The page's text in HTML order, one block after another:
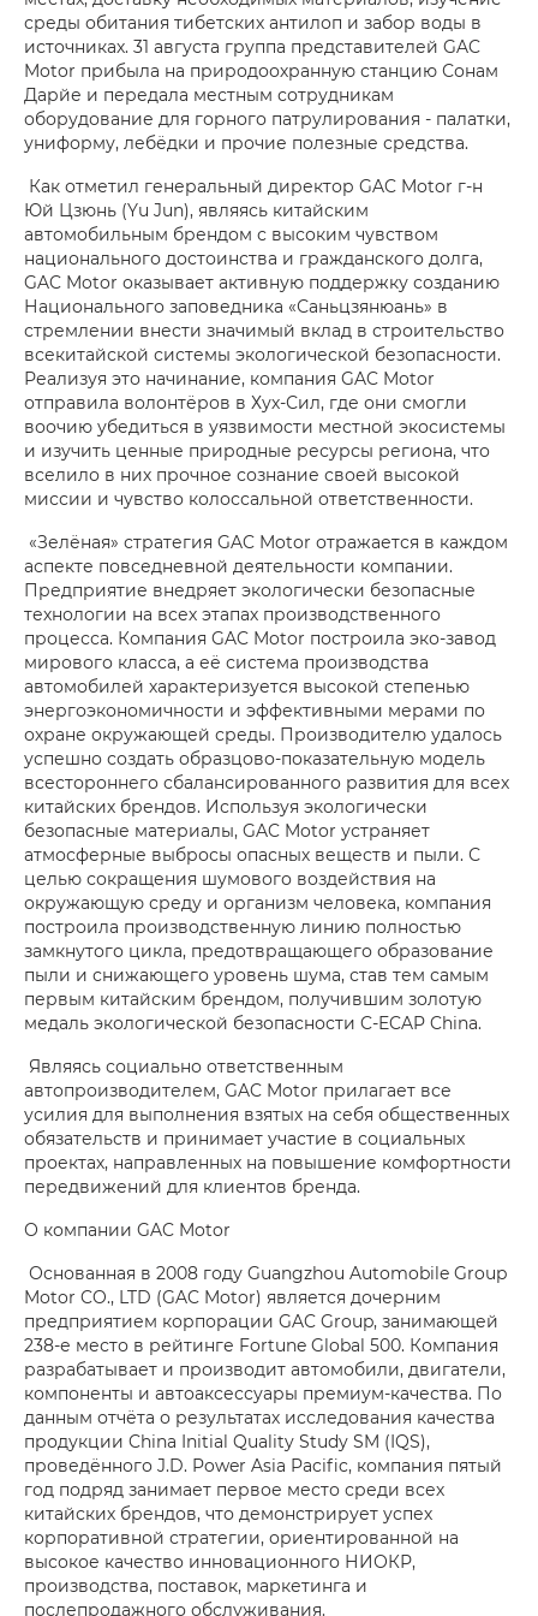
среды обитания тибетских антилоп и забор воды в
источниках. 31 августа группа представителей GAC
Motor прибыла на природоохранную станцию Сонам
Дарйе и передала местным сотрудникам
оборудование для горного патрулирования - палатки,
униформу, лебёдки и прочие полезные средства.
Как отметил генеральный директор GAC Motor г-н
Юй Цзюнь (Yu Jun), являясь китайским
автомобильным брендом с высоким чувством
национального достоинства и гражданского долга,
GAC Motor оказывает активную поддержку созданию
Национального заповедника «Саньцзянюань» в
стремлении внести значимый вклад в строительство
всекитайской системы экологической безопасности.
Реализуя это начинание, компания GAC Motor
отправила волонтёров в Хух-Сил, где они смогли
воочию убедиться в уязвимости местной экосистемы
и изучить ценные природные ресурсы региона, что
вселило в них прочное сознание своей высокой
миссии и чувство колоссальной ответственности.
«Зелёная» стратегия GAC Motor отражается в каждом
аспекте повседневной деятельности компании.
Предприятие внедряет экологически безопасные
технологии на всех этапах производственного
процесса. Компания GAC Motor построила эко-завод
мирового класса, а её система производства
автомобилей характеризуется высокой степенью
энергоэкономичности и эффективными мерами по
охране окружающей среды. Производителю удалось
успешно создать образцово-показательную модель
всестороннего сбалансированного развития для всех
китайских брендов. Используя экологически
безопасные материалы, GAC Motor устраняет
атмосферные выбросы опасных веществ и пыли. С
целью сокращения шумового воздействия на
окружающую среду и организм человека, компания
построила производственную линию полностью
замкнутого цикла, предотвращающего образование
пыли и снижающего уровень шума, став тем самым
первым китайским брендом, получившим золотую
медаль экологической безопасности C-ECAP China.
Являясь социально ответственным
автопроизводителем, GAC Motor прилагает все
усилия для выполнения взятых на себя общественных
обязательств и принимает участие в социальных
проектах, направленных на повышение комфортности
передвижений для клиентов бренда.
О компании GAC Motor
Основанная в 2008 году Guangzhou Automobile Group
Motor CO., LTD (GAC Motor) является дочерним
предприятием корпорации GAC Group, занимающей
238-е место в рейтинге Fortune Global 500. Компания
разрабатывает и производит автомобили, двигатели,
компоненты и автоаксессуары премиум-качества. По
данным отчёта о результатах исследования качества
продукции China Initial Quality Study SM (IQS),
проведённого J.D. Power Asia Pacific, компания пятый
год подряд занимает первое место среди всех
китайских брендов, что демонстрирует успех
корпоративной стратегии, ориентированной на
высокое качество инновационного НИОКР,
производства, поставок, маркетинга и
послепродажного обслуживания.